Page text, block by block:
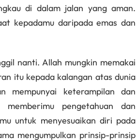
di dalam jalan yang aman.
kepadamu daripada emas dan
nanti. Allah mungkin memakai
itu kepada kalangan atas dunia
mempunyai keterampilan dan
pengetahuan dan
untuk menyesuaikan diri pada
mengumpulkan prinsip-prinsip